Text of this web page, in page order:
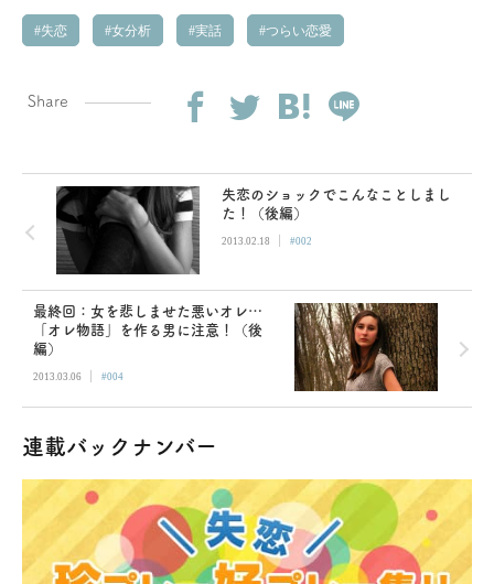
失恋 女分析 実話 つらい恋愛
Share
失恋のショックでこんなことしまし
た！（後編）
2013.02.18 | #002
最終回：女を悲しませた悪いオレ…
「オレ物語」を作る男に注意！（後
編）
2013.03.06 | #004
連載バックナンバー